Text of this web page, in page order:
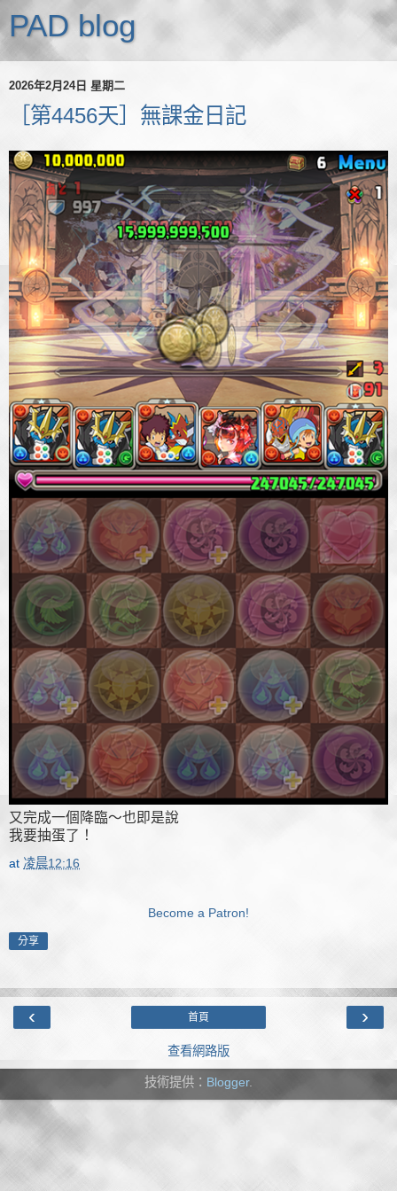
PAD blog
2026年2月24日 星期二
［第4456天］無課金日記
又完成一個降臨～也即是說
我要抽蛋了！
at 凌晨12:16
Become a Patron!
分享
‹ ›
首頁
查看網路版
技術提供： Blogger.